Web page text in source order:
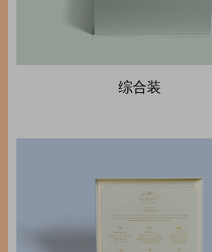
综合装